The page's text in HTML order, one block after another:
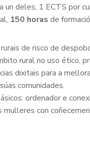
un deles, 1 ECTS por
150 horas de
de risco de
rural no uso ético,
dixitais para a
comunidades.
ordenador e
con